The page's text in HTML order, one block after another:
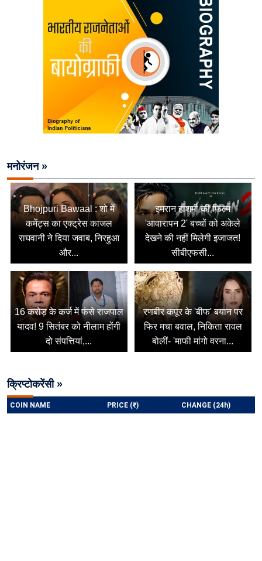
मनोरंजन »
Bhojpuri Bawaal : शो में
कमेंट्स का एक्ट्रेस काजल
राघवानी ने दिया जवाब, निरहुआ
और...
इमरान हाशमी की फिल्म
'आवारापन 2' बच्चों को अकेले
देखने की नहीं मिलेगी इजाजत!
सीबीएफसी...
16 करोड़ के कर्ज में फंसे राजपाल
यादव! 9 सितंबर को नीलाम होंगी
दो संपत्तियां,...
रणबीर कपूर के 'बीफ' बयान पर
फिर मचा बवाल, निकिता रावल
बोलीं- 'माफी मांगो वरना...
क्रिप्टोकरेंसी »